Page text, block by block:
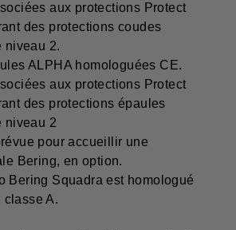
aux protections Protect
des protections coudes
niveau 2.
ALPHA homologuées CE.
aux protections Protect
des protections épaules
niveau 2
pour accueillir une
Bering, en option.
Bering Squadra est homologué
classe A.